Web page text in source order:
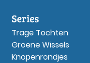
Series
Trage Tochten
Groene Wissels
Knopenrondjes